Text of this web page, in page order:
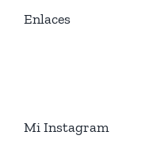
Enlaces
Mi Instagram